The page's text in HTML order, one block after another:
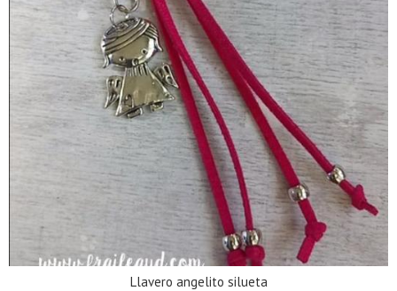
Llavero angelito silueta